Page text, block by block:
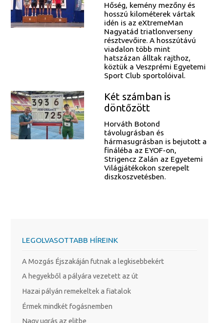
Hőség, kemény mezőny és
hosszú kilométerek vártak
idén is az eXtremeMan
Nagyatád triatlonverseny
résztvevőire. A hosszútávú
viadalon több mint
hatszázan álltak rajthoz,
köztük a Veszprémi Egyetemi
Sport Club sportolóival.
Két számban is
döntőzött
Horváth Botond
távolugrásban és
hármasugrásban is bejutott a
fináléba az EYOF-on,
Strigencz Zalán az Egyetemi
Világjátékokon szerepelt
diszkoszvetésben.
LEGOLVASOTTABB HÍREINK
A Mozgás Éjszakáján futnak a legkisebbekért
A hegyekből a pályára vezetett az út
Hazai pályán remekeltek a fiatalok
Érmek mindkét fogásnemben
Nagy ugrás az elitbe